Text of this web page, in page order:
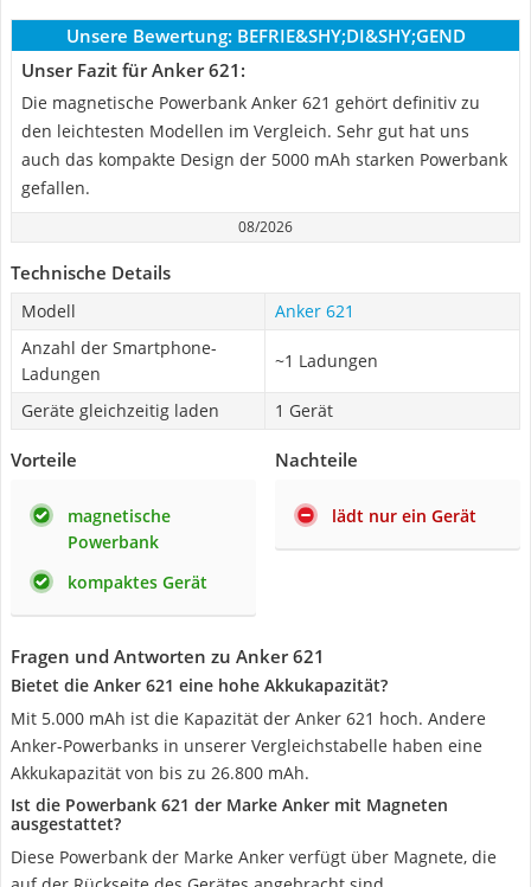
Unsere Bewertung: BEFRIE&SHY;DI&SHY;GEND
Unser Fazit für Anker 621:
Die magnetische Powerbank Anker 621 gehört definitiv zu
den leichtesten Modellen im Vergleich. Sehr gut hat uns
auch das kompakte Design der 5000 mAh starken Powerbank
gefallen.
08/2026
Technische Details
Modell
Anker 621
Anzahl der Smartphone-
Ladungen
~1 Ladungen
Geräte gleichzeitig laden 1 Gerät
Vorteile
magnetische
Powerbank
kompaktes Gerät
Nachteile
lädt nur ein Gerät
Fragen und Antworten zu Anker 621
Bietet die Anker 621 eine hohe Akkukapazität?
Mit 5.000 mAh ist die Kapazität der Anker 621 hoch. Andere
Anker-Powerbanks in unserer Vergleichstabelle haben eine
Akkukapazität von bis zu 26.800 mAh.
Ist die Powerbank 621 der Marke Anker mit Magneten
ausgestattet?
Diese Powerbank der Marke Anker verfügt über Magnete, die